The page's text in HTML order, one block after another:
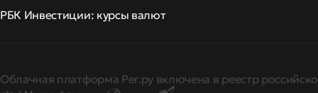
РБК Инвестиции: курсы валют
Облачная платформа Рег.ру включена в реестр